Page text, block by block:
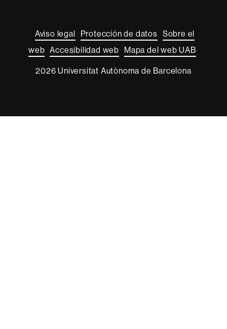
Aviso legal Protección de datos Sobre el
web Accesibilidad web Mapa del web UAB
2026 Universitat Autònoma de Barcelona